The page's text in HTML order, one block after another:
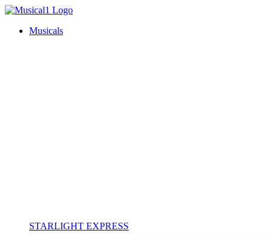
Musicals
STARLIGHT EXPRESS